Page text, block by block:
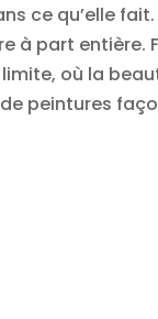
ce qu’elle
part entière.
où la
peintures